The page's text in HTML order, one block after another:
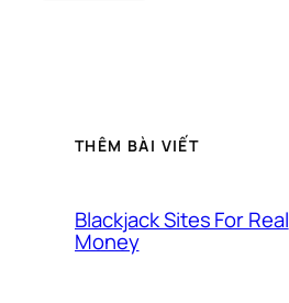
THÊM BÀI VIẾT
Blackjack Sites For Real
Money